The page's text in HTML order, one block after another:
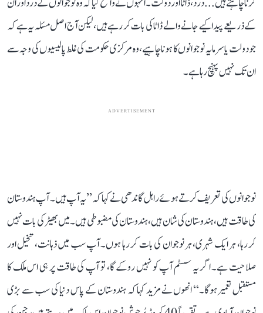
کے ذریعے پیدا کیے جانے والے ڈاٹا کی بات کر رہے ہیں، لیکن آج اصل مسئلہ یہ ہے کہ
جو دولت یا سرمایہ نوجوانوں کا ہونا چاہیے، وہ مرکزی حکومت کی غلط پالیسیوں کی وجہ سے
ان تک نہیں پہنچ رہا ہے۔
ADVERTISEMENT
نوجوانوں کی تعریف کرتے ہوئے راہل گاندھی نے کہا کہ ’’یہ آپ ہیں۔ آپ ہندوستان
کی طاقت ہیں، ہندوستان کی شان ہیں، ہندوستان کی مضبوطی ہیں۔ میں بھیڑ کی بات نہیں
کر رہا، ہر ایک شہری، ہر نوجوان کی بات کر رہا ہوں۔ آپ سب میں ذہانت، تخیل اور
صلاحیت ہے۔ اگر یہ سسٹم آپ کو نہیں روکے گا، تو آپ کی طاقت پر ہی اس ملک کا
مستقبل تعمیر ہوگا۔‘‘ انھوں نے مزید کہا کہ ہندوستان کے پاس دنیا کی سب سے بڑی